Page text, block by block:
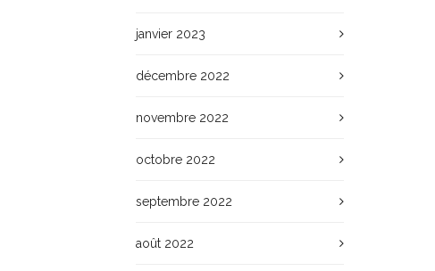
janvier 2023
décembre 2022
novembre 2022
octobre 2022
septembre 2022
août 2022